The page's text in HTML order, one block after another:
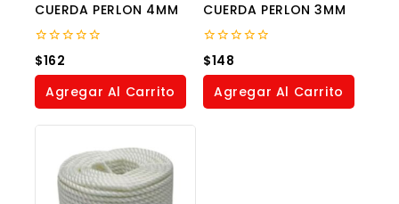
CUERDA PERLON 4MM
0
out
of
$162
Agregar Al Carrito
CUERDA PERLON 3MM
0
out
of
$148
Agregar Al Carrito